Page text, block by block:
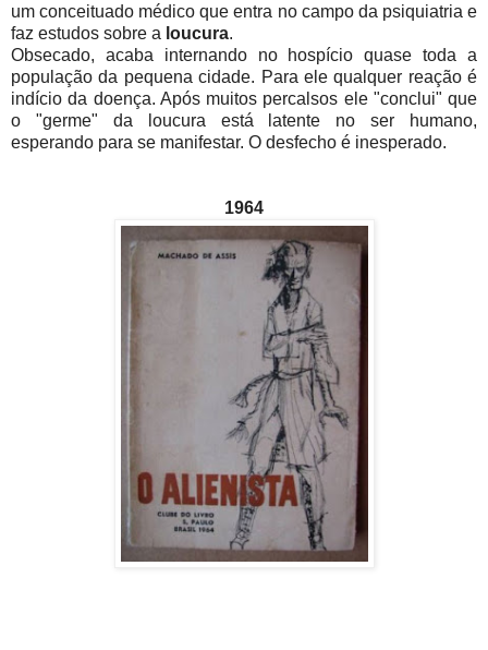
um conceituado médico que entra no campo da psiquiatria e
faz estudos sobre a loucura.
Obsecado, acaba internando no hospício quase toda a
população da pequena cidade. Para ele qualquer reação é
indício da doença. Após muitos percalsos ele "conclui" que
o "germe" da loucura está latente no ser humano,
esperando para se manifestar. O desfecho é inesperado.
1964